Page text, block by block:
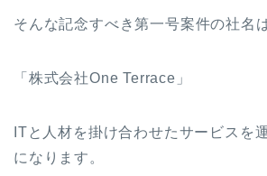
そんな記念すべき第一号案件の社名
「 株式会社One Terrace 」
ITと人材を掛け合わせたサービスを
になります。